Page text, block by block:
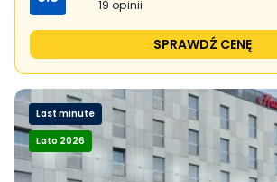
19 opinii
SPRAWDŹ CENĘ
Last minute
Lato 2026